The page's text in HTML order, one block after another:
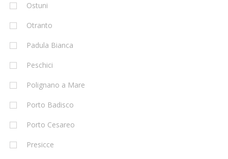
Ostuni
Otranto
Padula Bianca
Peschici
Polignano a Mare
Porto Badisco
Porto Cesareo
Presicce